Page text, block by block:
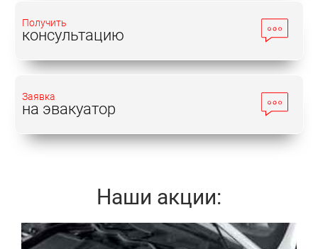
Получить
консультацию
Заявка
на эвакуатор
Наши акции:
Записаться